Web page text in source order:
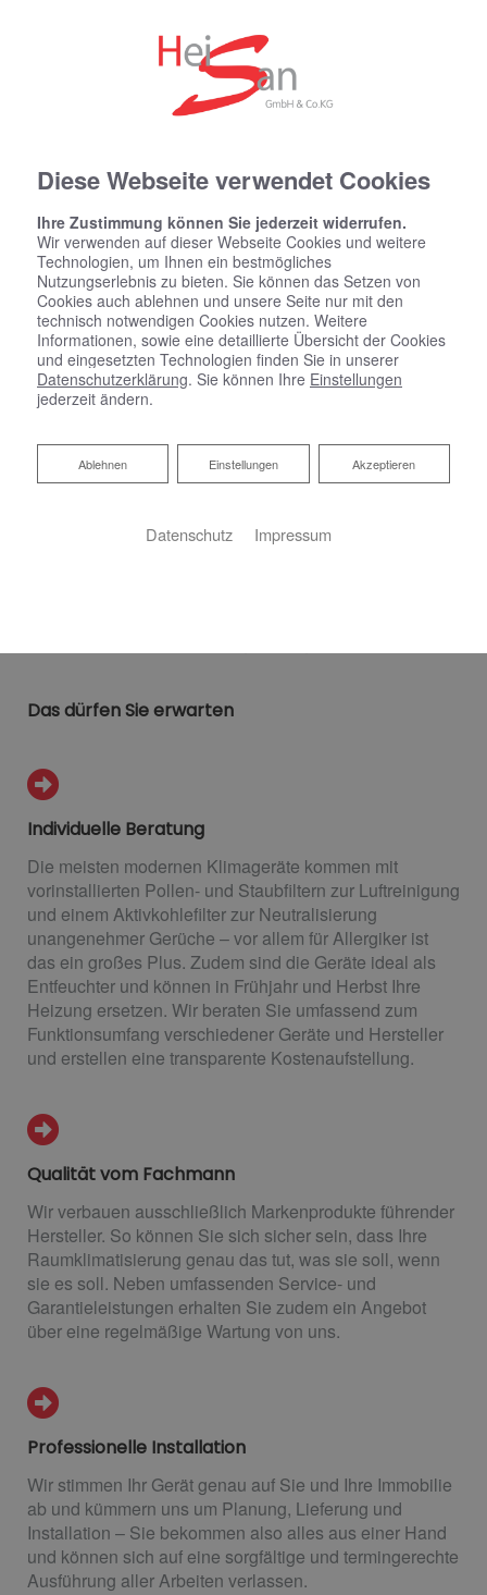
Wohlfühlklima in jedem Raum
Eine Raumklimatisierung im Privatbereich ist schon
lange kein reines Luxusgut mehr. Moderne Geräte sind
Das dürfen Sie erwarten
Individuelle Beratung
Die meisten modernen Klimageräte kommen mit
vorinstallierten Pollen- und Staubfiltern zur Luftreinigung
und einem Aktivkohlefilter zur Neutralisierung
unangenehmer Gerüche – vor allem für Allergiker ist
das ein großes Plus. Zudem sind die Geräte ideal als
Entfeuchter und können in Frühjahr und Herbst Ihre
Heizung ersetzen. Wir beraten Sie umfassend zum
Funktionsumfang verschiedener Geräte und Hersteller
und erstellen eine transparente Kostenaufstellung.
Qualität vom Fachmann
Wir verbauen ausschließlich Markenprodukte führender
Hersteller. So können Sie sich sicher sein, dass Ihre
Raumklimatisierung genau das tut, was sie soll, wenn
sie es soll. Neben umfassenden Service- und
Garantieleistungen erhalten Sie zudem ein Angebot
über eine regelmäßige Wartung von uns.
Professionelle Installation
Wir stimmen Ihr Gerät genau auf Sie und Ihre Immobilie
ab und kümmern uns um Planung, Lieferung und
Installation – Sie bekommen also alles aus einer Hand
und können sich auf eine sorgfältige und termingerechte
Ausführung aller Arbeiten verlassen.
Diese Webseite verwendet Cookies
Ihre Zustimmung können Sie jederzeit widerrufen.
Wir verwenden auf dieser Webseite Cookies und weitere
Technologien, um Ihnen ein bestmögliches
Nutzungserlebnis zu bieten. Sie können das Setzen von
Cookies auch ablehnen und unsere Seite nur mit den
technisch notwendigen Cookies nutzen. Weitere
Informationen, sowie eine detaillierte Übersicht der Cookies
und eingesetzten Technologien finden Sie in unserer
Datenschutzerklärung. Sie können Ihre Einstellungen
jederzeit ändern.
Akzeptieren
Einstellungen
Ablehnen
Ablehnen
Datenschutz Impressum